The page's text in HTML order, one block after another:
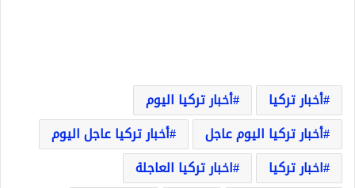
أخبار تركيا
أخبار تركيا اليوم
أخبار تركيا اليوم عاجل
أخبار تركيا عاجل اليوم
اخبار تركيا
اخبار تركيا العاجلة